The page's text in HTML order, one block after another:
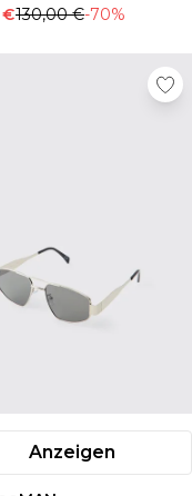
€130,00 €-70%
Anzeigen